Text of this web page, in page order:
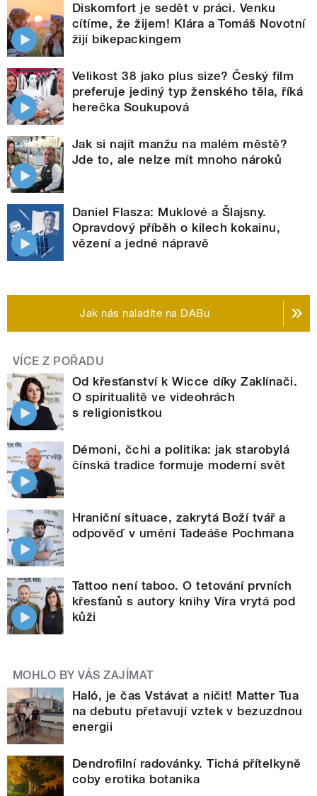
Diskomfort je sedět v práci. Venku
cítíme, že žijem! Klára a Tomáš Novotní
žijí bikepackingem
Velikost 38 jako plus size? Český film
preferuje jediný typ ženského těla, říká
herečka Soukupová
Jak si najít manžu na malém městě?
Jde to, ale nelze mít mnoho nároků
Daniel Flasza: Muklové a Šlajsny.
Opravdový příběh o kilech kokainu,
vězení a jedné nápravě
Jak nás naladíte na DABu
VÍCE Z POŘADU
Od křesťanství k Wicce díky Zaklínači.
O spiritualitě ve videohrách
s religionistkou
Démoni, čchi a politika: jak starobylá
čínská tradice formuje moderní svět
Hraniční situace, zakrytá Boží tvář a
odpověď v umění Tadeáše Pochmana
Tattoo není taboo. O tetování prvních
křesťanů s autory knihy Víra vrytá pod
kůži
MOHLO BY VÁS ZAJÍMAT
Haló, je čas Vstávat a ničit! Matter Tua
na debutu přetavují vztek v bezuzdnou
energii
Dendrofilní radovánky. Tichá přítelkyně
coby erotika botanika